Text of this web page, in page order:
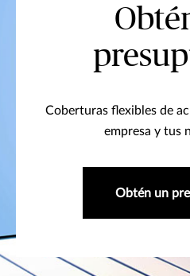
Coberturas flexibles de
empresa y tus
Obtén un